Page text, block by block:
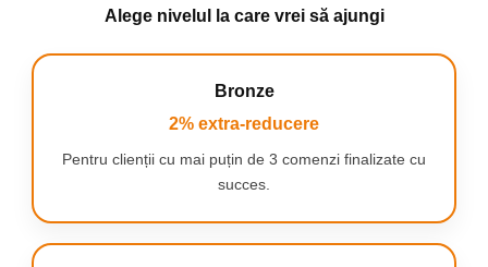
Alege nivelul la care vrei să ajungi
Bronze
2% extra-reducere
Pentru clienții cu mai puțin de 3 comenzi finalizate cu
succes.